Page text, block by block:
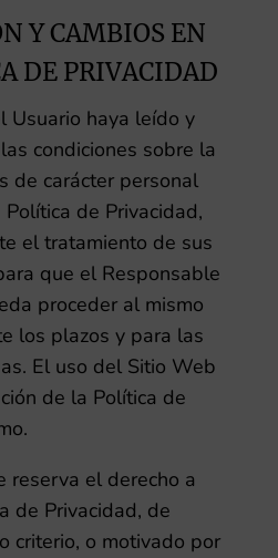
Y CAMBIOS EN
DE PRIVACIDAD
Usuario haya leído y
condiciones sobre la
de carácter personal
de Privacidad,
el tratamiento de sus
que el Responsable
proceder al mismo
los plazos y para las
El uso del Sitio Web
de la Política de
reserva el derecho a
de Privacidad, de
criterio, o motivado por